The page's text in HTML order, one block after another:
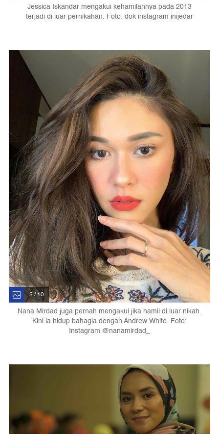
Jessica Iskandar mengakui kehamilannya pada 2013
terjadi di luar pernikahan. Foto: dok instagram inijedar
2 / 10
Nana Mirdad juga pernah mengakui jika hamil di luar nikah.
Kini ia hidup bahagia dengan Andrew White. Foto:
Instagram @nanamirdad_